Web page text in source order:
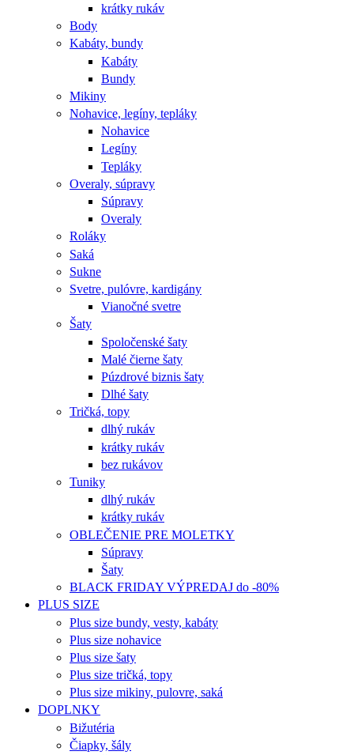
krátky rukáv
Body
Kabáty, bundy
Kabáty
Bundy
Mikiny
Nohavice, legíny, tepláky
Nohavice
Legíny
Tepláky
Overaly, súpravy
Súpravy
Overaly
Roláky
Saká
Sukne
Svetre, pulóvre, kardigány
Vianočné svetre
Šaty
Spoločenské šaty
Malé čierne šaty
Púzdrové biznis šaty
Dlhé šaty
Tričká, topy
dlhý rukáv
krátky rukáv
bez rukávov
Tuniky
dlhý rukáv
krátky rukáv
OBLEČENIE PRE MOLETKY
Súpravy
Šaty
BLACK FRIDAY VÝPREDAJ do -80%
PLUS SIZE
Plus size bundy, vesty, kabáty
Plus size nohavice
Plus size šaty
Plus size tričká, topy
Plus size mikiny, pulovre, saká
DOPLNKY
Bižutéria
Čiapky, šály